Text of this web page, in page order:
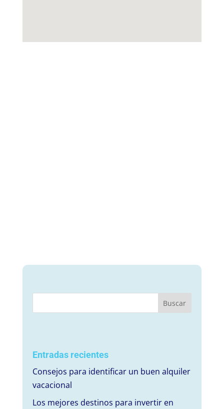
Entradas recientes
Consejos para identificar un buen alquiler
vacacional
Los mejores destinos para invertir en